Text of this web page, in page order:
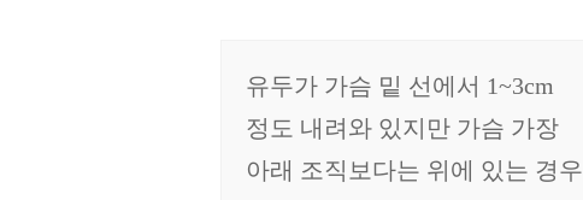
유두가 가슴 밑 선에서 1~3cm
정도 내려와 있지만 가슴 가장
아래 조직보다는 위에 있는 경우